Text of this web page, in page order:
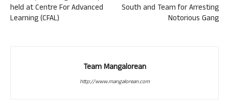
held at Centre For Advanced
Learning (CFAL)
South and Team for Arresting
Notorious Gang
Team Mangalorean
http://www.mangalorean.com